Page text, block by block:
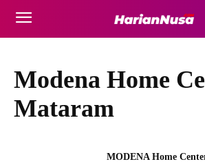
Modena Home
Mataram
MODENA Home